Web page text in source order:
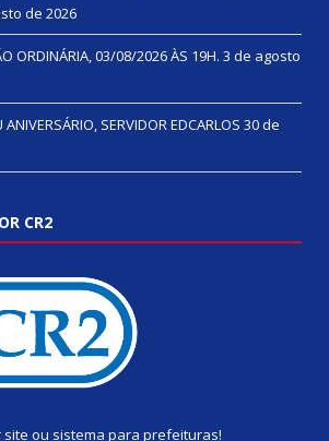
de 2026
ORDINÁRIA, 03/08/2026 ÀS 19H. 3 de agosto
SERVIDOR EDCARLOS 30 de
CR2
site ou sistema para prefeituras!